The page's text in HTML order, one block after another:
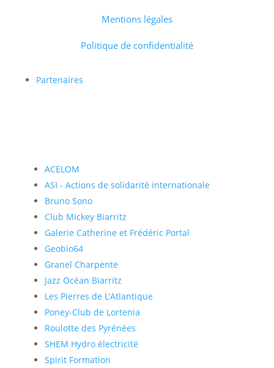
Mentions légales
Politique de confidentialité
Partenaires
ACELOM
ASI - Actions de solidarité internationale
Bruno Sono
Club Mickey Biarritz
Galerie Catherine et Frédéric Portal
Geobio64
Granel Charpente
Jazz Océan Biarritz
Les Pierres de L’Atlantique
Poney-Club de Lortenia
Roulotte des Pyrénées
SHEM Hydro électricité
Spirit Formation